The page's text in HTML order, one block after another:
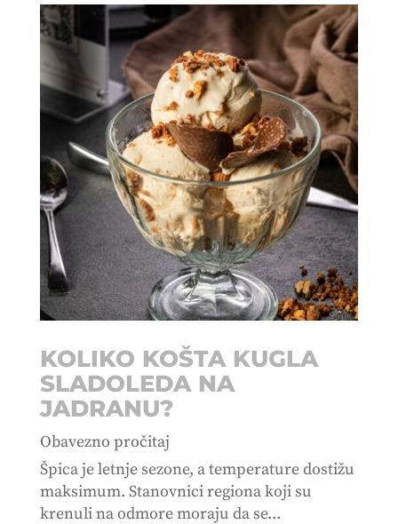
KOLIKO KOŠTA KUGLA
SLADOLEDA NA
JADRANU?
Obavezno pročitaj
Špica je letnje sezone, a temperature dostižu
maksimum. Stanovnici regiona koji su
krenuli na odmore moraju da se...